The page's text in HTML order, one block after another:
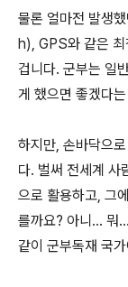
물론 얼마전 발생했
h), GPS와 같은 최
겁니다. 군부는 일
게 했으면 좋겠다
하지만, 손바닥으
다. 벌써 전세계 사
으로 활용하고, 그
를까요? 아니... 뭐
같이 군부독재 국